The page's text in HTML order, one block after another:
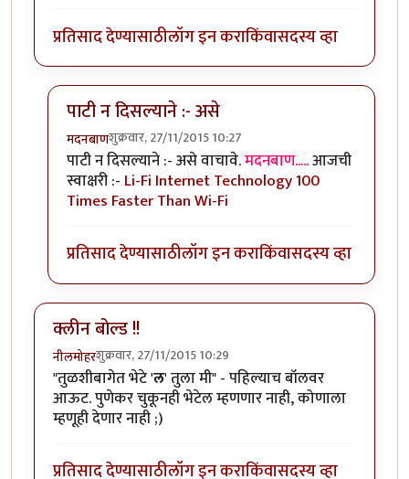
प्रतिसाद देण्यासाठीलॉग इन कराकिंवासदस्य व्हा
पाटी न दिसल्याने :- असे
मदनबाणशुक्रवार, 27/11/2015 10:27
In reply toनियमांची लिखीत पाटी दिसल्यानेbyमदनबाण
पाटी न दिसल्याने :- असे वाचावे.मदनबाण.....आजची
स्वाक्षरी :- Li-Fi Internet Technology 100
Times Faster Than Wi-Fi
प्रतिसाद देण्यासाठीलॉग इन कराकिंवासदस्य व्हा
क्लीन बोल्ड !!
नीलमोहरशुक्रवार, 27/11/2015 10:29
"तुळशीबागेत भेटे 'ल' तुला मी" - पहिल्याच बॉलवर
आऊट. पुणेकर चुकूनही भेटेल म्हणणार नाही, कोणाला
म्हणूही देणार नाही ;)
प्रतिसाद देण्यासाठीलॉग इन कराकिंवासदस्य व्हा